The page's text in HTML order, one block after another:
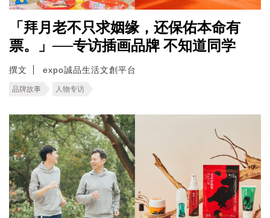
「拜月老不只求姻缘，还保佑本命有
票。」──专访插画品牌 不知道同学
撰文 expo誠品生活文創平台
品牌故事 人物专访